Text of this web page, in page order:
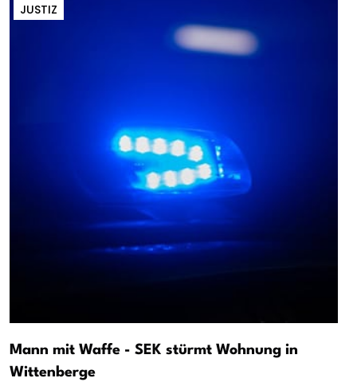
JUSTIZ
Mann mit Waffe - SEK stürmt Wohnung in
Wittenberge